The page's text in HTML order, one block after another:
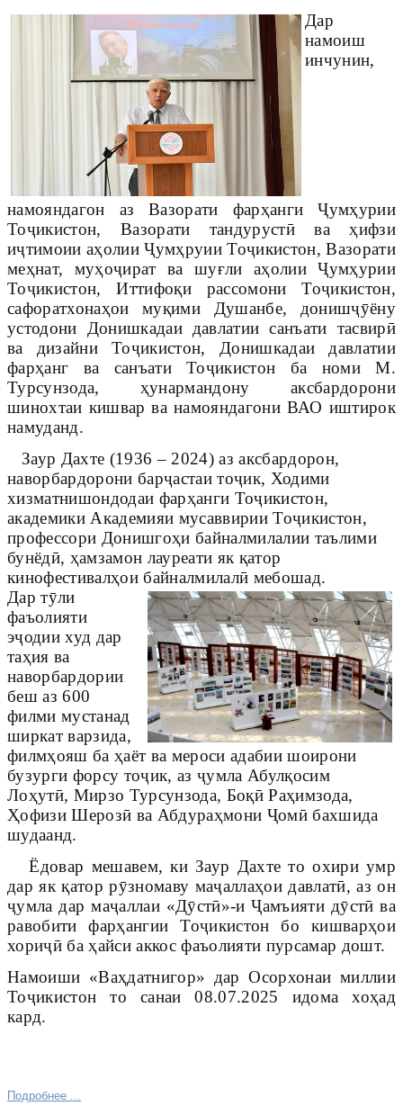
Дар
намоиш
инчунин,
намояндагон аз Вазорати фарҳанги Ҷумҳурии
Тоҷикистон, Вазорати тандурустӣ ва ҳифзи
иҷтимоии аҳолии Ҷумҳруии Тоҷикистон, Вазорати
меҳнат, муҳоҷират ва шуғли аҳолии Ҷумҳурии
Тоҷикистон, Иттифоқи рассомони Тоҷикистон,
сафоратхонаҳои муқими Душанбе, донишҷӯёну
устодони Донишкадаи давлатии санъати тасвирӣ
ва дизайни Тоҷикистон, Донишкадаи давлатии
фарҳанг ва санъати Тоҷикистон ба номи М.
Турсунзода, ҳунармандону аксбардорони
шинохтаи кишвар ва намояндагони ВАО иштирок
намуданд.
Заур Дахте (1936 – 2024) аз аксбардорон,
наворбардорони барҷастаи тоҷик, Ходими
хизматнишондодаи фарҳанги Тоҷикистон,
академики Академияи мусаввирии Тоҷикистон,
профессори Донишгоҳи байналмилалии таълими
бунёдӣ, ҳамзамон лауреати як қатор
кинофестивалҳои байналмилалӣ мебошад.
Дар тӯли
фаъолияти
эҷодии худ дар
таҳия ва
наворбардории
беш аз 600
филми мустанад
ширкат варзида,
филмҳояш ба ҳаёт ва мероси адабии шоирони
бузурги форсу тоҷик, аз ҷумла Абулқосим
Лоҳутӣ, Мирзо Турсунзода, Боқӣ Раҳимзода,
Ҳофизи Шерозӣ ва Абдураҳмони Ҷомӣ бахшида
шудаанд.
Ёдовар мешавем, ки Заур Дахте то охири умр
дар як қатор рӯзномаву маҷаллаҳои давлатӣ, аз он
ҷумла дар маҷаллаи «Дӯстӣ»-и Ҷамъияти дӯстӣ ва
равобити фарҳангии Тоҷикистон бо кишварҳои
хориҷӣ ба ҳайси аккос фаъолияти пурсамар дошт.
Намоиши «Ваҳдатнигор» дар Осорхонаи миллии
Тоҷикистон то санаи 08.07.2025 идома хоҳад
кард.
Подробнее ...